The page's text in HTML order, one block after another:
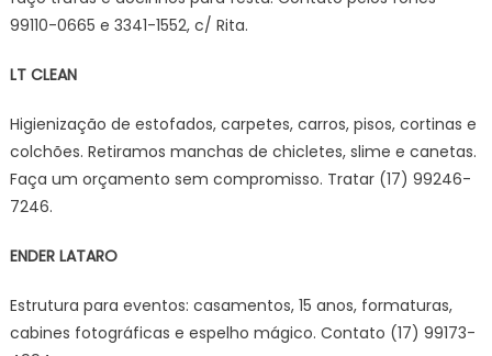
99110-0665 e 3341-1552, c/ Rita.
LT CLEAN
Higienização de estofados, carpetes, carros, pisos, cortinas e
colchões. Retiramos manchas de chicletes, slime e canetas.
Faça um orçamento sem compromisso. Tratar (17) 99246-
7246.
ENDER LATARO
Estrutura para eventos: casamentos, 15 anos, formaturas,
cabines fotográficas e espelho mágico. Contato (17) 99173-